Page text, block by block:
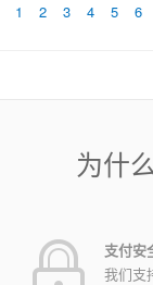
1 2 3 4 5 6
为什
支付安
我们支